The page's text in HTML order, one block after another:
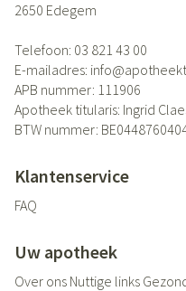
2650 Edegem
Telefoon: 03 821 43 00
E-mailadres: info@
APB nummer: 111906
Apotheek titularis: Ingrid
BTW nummer:
Klantenservice
FAQ
Uw apotheek
Over ons Nuttige links